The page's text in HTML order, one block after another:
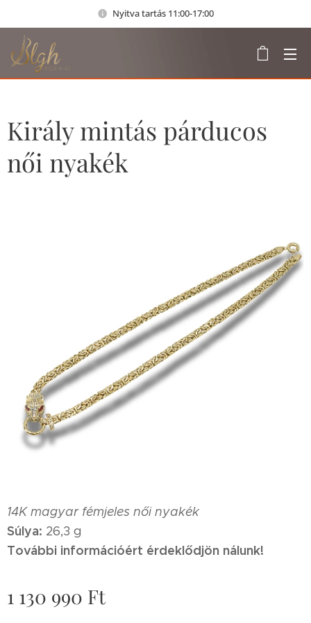
Nyitva tartás 11:00-17:00
Király mintás párducos
női nyakék
14K magyar fémjeles női nyakék
Súlya: 26,3 g
További információért érdeklődjön nálunk!
1 130 990 Ft